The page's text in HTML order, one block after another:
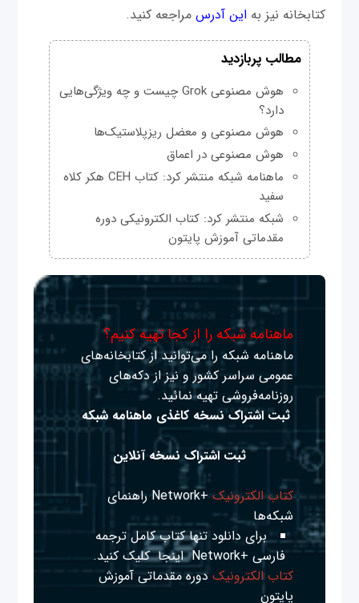
کتابخانه نیز بهاین آدرس مراجعه کنید.
مطالب پربازدید
هوش مصنوعی Grok چیست و چه ویژگی‌هایی
دارد؟
هوش مصنوعی و معضل ریزپلاستیک‌ها
هوش مصنوعی در اعماق
ماهنامه شبکه منتشر کرد: کتاب CEH هکر کلاه
سفید
شبکه منتشر کرد: کتاب الکترونیکی دوره
مقدماتی آموزش پایتون
ماهنامه شبکه را از کجا تهیه کنیم؟
ماهنامه شبکه را می‌توانید از کتابخانه‌های
عمومی سراسر کشور و نیز از دکه‌های
روزنامه‌فروشی تهیه نمائید.
ثبت اشتراک نسخه کاغذی ماهنامه شبکه
ثبت اشتراک نسخه آنلاین
کتاب الکترونیک
+Network راهنمای
شبکه‌ها
برای دانلود تنها کتاب کامل ترجمه
فارسی +Network
اینجا کلیک کنید.
کتاب الکترونیک دوره مقدماتی آموزش
پایتون